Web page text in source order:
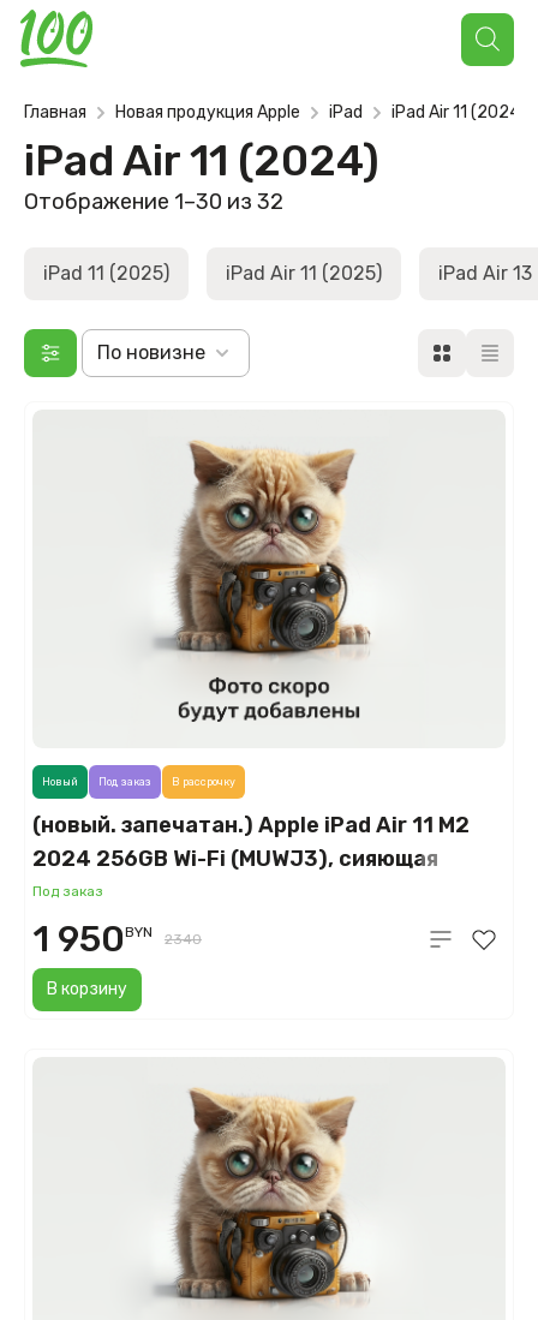
Поиск
товаров
Главная Новая продукция Apple iPad iPad Air 11 (2024)
iPad Air 11 (2024)
Отображение 1–30 из 32
iPad 11 (2025) iPad Air 11 (2025) iPad Air
По новизне
(новый. запечатан.) Apple iPad Air 11 M2
2024 256GB Wi-Fi (MUWJ3), сияющая
звезда (Starlight)
Под заказ
В корзину
Новый Под заказ В рассрочку
1 950BYN 2340